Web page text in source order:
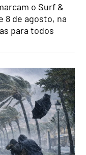
o Surf &
8 de agosto, na
para todos